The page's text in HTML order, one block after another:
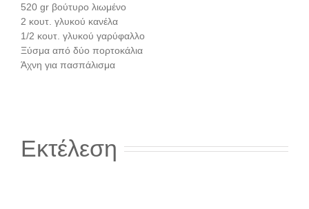
520 gr βούτυρο λιωμένο
2 κουτ. γλυκού κανέλα
1/2 κουτ. γλυκού γαρύφαλλο
Ξύσμα από δύο πορτοκάλια
Άχνη για πασπάλισμα
Εκτέλεση